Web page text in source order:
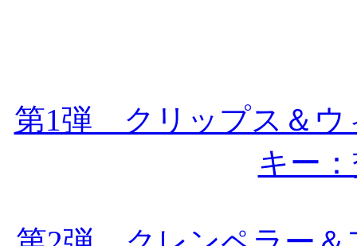
第1弾 クリップス＆ウ
キー